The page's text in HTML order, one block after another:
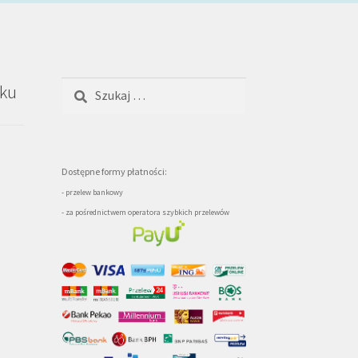
Szukaj:
Dostępne formy płatności:
- przelew bankowy
- za pośrednictwem operatora szybkich przelewów